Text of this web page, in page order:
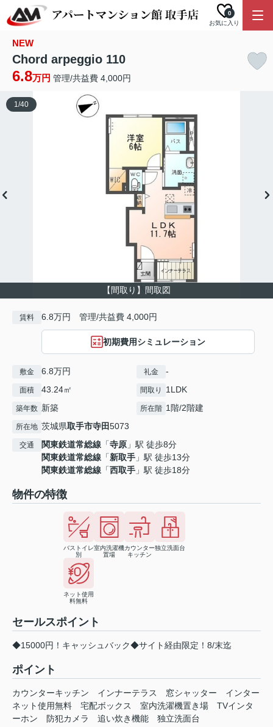
お気に入り
0
NEW
Chord arpeggio 110
6.8万円 管理/共益費 4,000円
【間取り】間取図
1/40
賃料 6.8万円 管理/共益費 4,000円
初期費用シミュレーション
敷金 6.8万円 礼金 -
面積 43.24㎡ 間取り 1LDK
築年数 新築 所在階 1階/2階建
所在地 茨城県取手市寺田5073
交通 関東鉄道常総線 「寺原 」駅 徒歩8分
関東鉄道常総線 「新取手 」駅 徒歩13分
関東鉄道常総線 「西取手 」駅 徒歩18分
物件の特徴
バストイレ
別
室内洗濯機
置場
カウンター
キッチン
独立洗面台
ネット使用
料無料
セールスポイント
◆15000円！キャッシュバック◆サイト経由限定！8/末迄
ポイント
カウンターキッチン インナーテラス 窓シャッター
インター
ネット使用無料
宅配ボックス 室内洗濯機置き場
TVインタ
ーホン
防犯カメラ 追い炊き機能 独立洗面台